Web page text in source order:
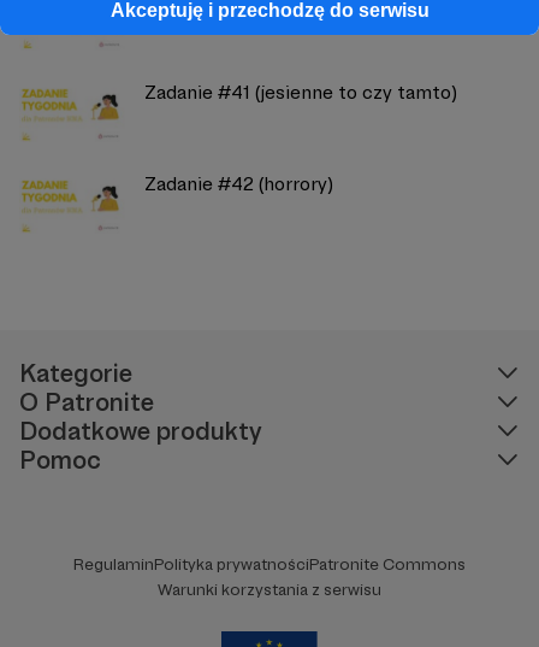
Akceptuję i przechodzę do serwisu
Zadanie #41 (jesienne to czy tamto)
Zadanie #42 (horrory)
Kategorie
O Patronite
Dodatkowe produkty
Pomoc
RegulaminPolityka prywatnościPatronite Commons
Warunki korzystania z serwisu